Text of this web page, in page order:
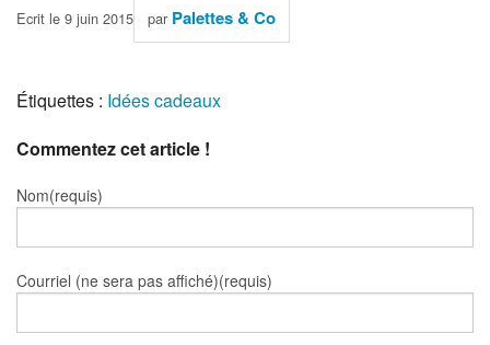
Ecrit le 9 juin 2015 par Palettes & Co
Étiquettes : Idées cadeaux
Commentez cet article !
Nom(requis)
Courriel (ne sera pas affiché)(requis)